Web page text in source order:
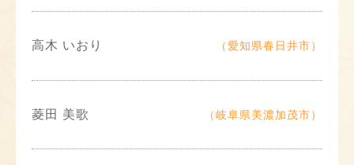
高木 いおり （愛知県春日井市）
菱田 美歌 （岐阜県美濃加茂市）